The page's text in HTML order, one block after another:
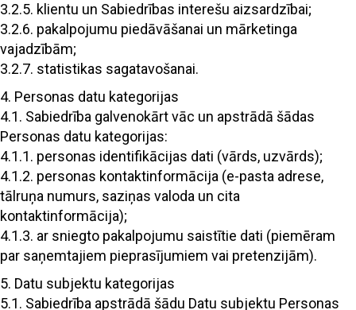
3.2.5. klientu un Sabiedrības interešu aizsardzībai;
3.2.6. pakalpojumu piedāvāšanai un mārketinga
vajadzībām;
3.2.7. statistikas sagatavošanai.
4. Personas datu kategorijas
4.1. Sabiedrība galvenokārt vāc un apstrādā šādas
Personas datu kategorijas:
4.1.1. personas identifikācijas dati (vārds, uzvārds);
4.1.2. personas kontaktinformācija (e-pasta adrese,
tālruņa numurs, saziņas valoda un cita
kontaktinformācija);
4.1.3. ar sniegto pakalpojumu saistītie dati (piemēram
par saņemtajiem pieprasījumiem vai pretenzijām).
5. Datu subjektu kategorijas
5.1. Sabiedrība apstrādā šādu Datu subjektu Personas